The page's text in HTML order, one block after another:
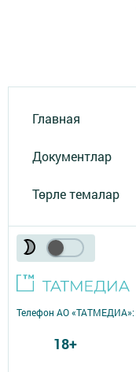
Главная
Документлар
Төрле темалар
Телефон АО «ТАТМЕДИА»:
18+